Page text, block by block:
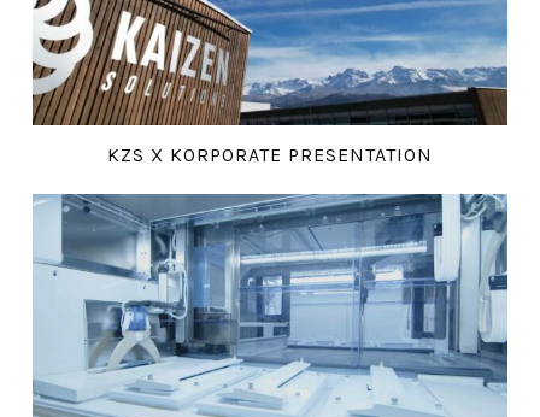
KZS X KORPORATE PRESENTATION